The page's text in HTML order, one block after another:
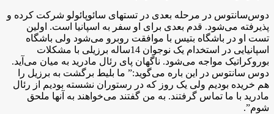
دوس‌سانتوس در مرحله بعدی در تستهای سائوپائولو شرکت کرده و
پذیرفته می‌شود. قدم بعدی برای او سفر به اسپانیا است. اولین
تست او در باشگاه بتیس با موافقت روبرو می‌شود ولی باشگاه
اسپانیایی در استخدام یک نوجوان 14ساله برزیلی با مشکلات
بوروکراتیک مواجه می‌شود. ناگهان پای رئال مادرید به میان می‌آید.
دوس سانتوس در این باره می‌گوید:” ما بلیط برگشت به برزیل را
هم خریده بودیم ولی یک روز که در رستوران نشسته بودیم از رئال
مادرید با ما تماس گرفتند. به من گفتند می‌خواهند به آنها ملحق
شوم”.